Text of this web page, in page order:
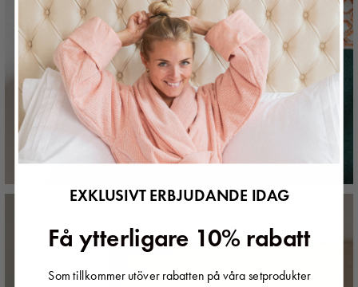
EXKLUSIVT ERBJUDANDE IDAG
Få ytterligare 10% rabatt
Som tillkommer utöver rabatten på våra setprodukter